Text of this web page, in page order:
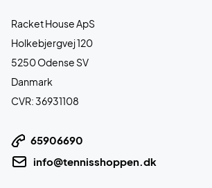
Racket House ApS
Holkebjergvej 120
5250 Odense SV
Danmark
CVR: 36931108
65906690
info@tennisshoppen.dk